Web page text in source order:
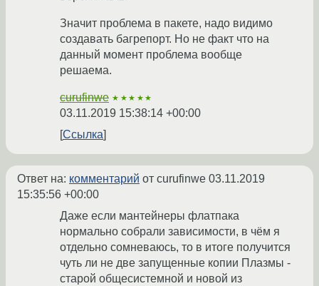
Значит проблема в пакете, надо видимо
создавать багрепорт. Но не факт что на
данный момент проблема вообще
решаема.
curufinwe ★★★★★
03.11.2019 15:38:14 +00:00
Ссылка
Ответ на: комментарий от curufinwe 03.11.2019
15:35:56 +00:00
Даже если мантейнеры флатпака
нормально собрали зависимости, в чём я
отдельно сомневаюсь, то в итоге получится
чуть ли не две запущенные копии Плазмы -
старой общесистемной и новой из